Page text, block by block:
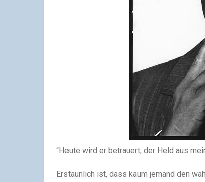
“Heute wird er betrauert, der Held aus
Erstaunlich ist, dass kaum jemand den